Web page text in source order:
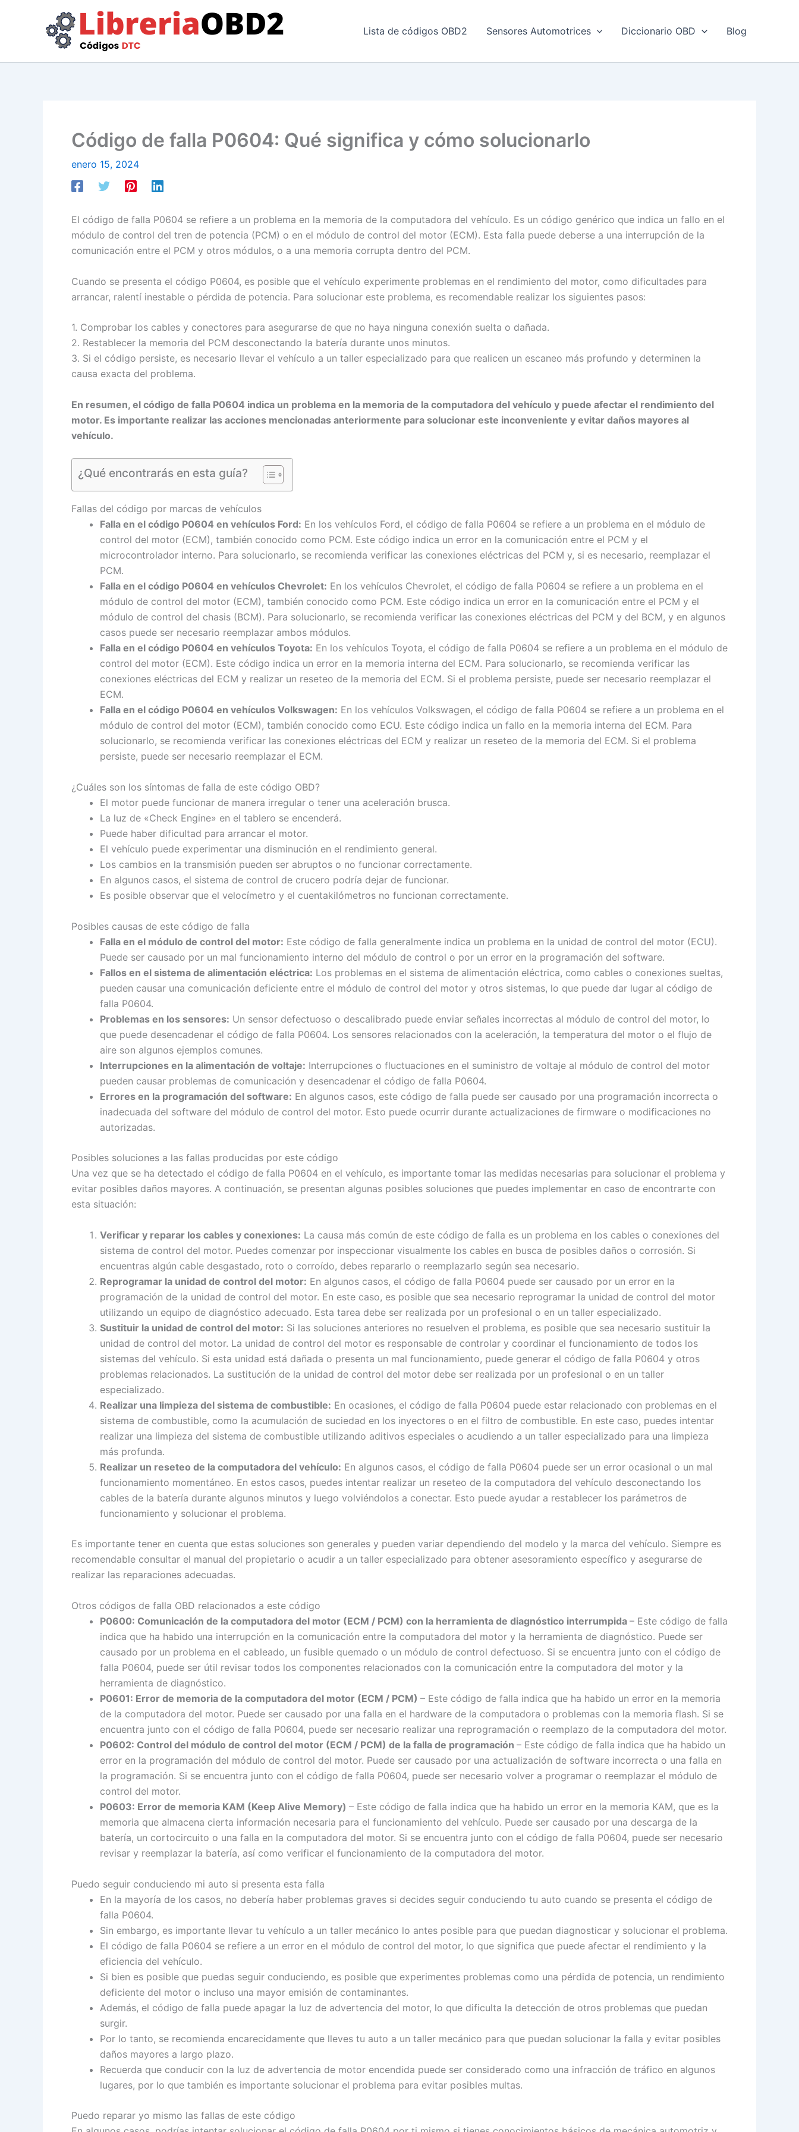
Lista de códigos OBD2 Sensores Automotrices Diccionario OBD Blog
Código de falla P0604: Qué significa y cómo solucionarlo
enero 15, 2024
El código de falla P0604 se refiere a un problema en la memoria de la computadora del vehículo. Es un código genérico que indica un fallo en el
módulo de control del tren de potencia (PCM) o en el módulo de control del motor (ECM). Esta falla puede deberse a una interrupción de la
comunicación entre el PCM y otros módulos, o a una memoria corrupta dentro del PCM.
Cuando se presenta el código P0604, es posible que el vehículo experimente problemas en el rendimiento del motor, como dificultades para
arrancar, ralentí inestable o pérdida de potencia. Para solucionar este problema, es recomendable realizar los siguientes pasos:
1. Comprobar los cables y conectores para asegurarse de que no haya ninguna conexión suelta o dañada.
2. Restablecer la memoria del PCM desconectando la batería durante unos minutos.
3. Si el código persiste, es necesario llevar el vehículo a un taller especializado para que realicen un escaneo más profundo y determinen la
causa exacta del problema.
En resumen, el código de falla P0604 indica un problema en la memoria de la computadora del vehículo y puede afectar el rendimiento del
motor. Es importante realizar las acciones mencionadas anteriormente para solucionar este inconveniente y evitar daños mayores al
vehículo.
¿Qué encontrarás en esta guía?
Fallas del código por marcas de vehículos
Falla en el código P0604 en vehículos Ford: En los vehículos Ford, el código de falla P0604 se refiere a un problema en el módulo de
control del motor (ECM), también conocido como PCM. Este código indica un error en la comunicación entre el PCM y el
microcontrolador interno. Para solucionarlo, se recomienda verificar las conexiones eléctricas del PCM y, si es necesario, reemplazar el
PCM.
Falla en el código P0604 en vehículos Chevrolet: En los vehículos Chevrolet, el código de falla P0604 se refiere a un problema en el
módulo de control del motor (ECM), también conocido como PCM. Este código indica un error en la comunicación entre el PCM y el
módulo de control del chasis (BCM). Para solucionarlo, se recomienda verificar las conexiones eléctricas del PCM y del BCM, y en algunos
casos puede ser necesario reemplazar ambos módulos.
Falla en el código P0604 en vehículos Toyota: En los vehículos Toyota, el código de falla P0604 se refiere a un problema en el módulo de
control del motor (ECM). Este código indica un error en la memoria interna del ECM. Para solucionarlo, se recomienda verificar las
conexiones eléctricas del ECM y realizar un reseteo de la memoria del ECM. Si el problema persiste, puede ser necesario reemplazar el
ECM.
Falla en el código P0604 en vehículos Volkswagen: En los vehículos Volkswagen, el código de falla P0604 se refiere a un problema en el
módulo de control del motor (ECM), también conocido como ECU. Este código indica un fallo en la memoria interna del ECM. Para
solucionarlo, se recomienda verificar las conexiones eléctricas del ECM y realizar un reseteo de la memoria del ECM. Si el problema
persiste, puede ser necesario reemplazar el ECM.
¿Cuáles son los síntomas de falla de este código OBD?
El motor puede funcionar de manera irregular o tener una aceleración brusca.
La luz de «Check Engine» en el tablero se encenderá.
Puede haber dificultad para arrancar el motor.
El vehículo puede experimentar una disminución en el rendimiento general.
Los cambios en la transmisión pueden ser abruptos o no funcionar correctamente.
En algunos casos, el sistema de control de crucero podría dejar de funcionar.
Es posible observar que el velocímetro y el cuentakilómetros no funcionan correctamente.
Posibles causas de este código de falla
Falla en el módulo de control del motor: Este código de falla generalmente indica un problema en la unidad de control del motor (ECU).
Puede ser causado por un mal funcionamiento interno del módulo de control o por un error en la programación del software.
Fallos en el sistema de alimentación eléctrica: Los problemas en el sistema de alimentación eléctrica, como cables o conexiones sueltas,
pueden causar una comunicación deficiente entre el módulo de control del motor y otros sistemas, lo que puede dar lugar al código de
falla P0604.
Problemas en los sensores: Un sensor defectuoso o descalibrado puede enviar señales incorrectas al módulo de control del motor, lo
que puede desencadenar el código de falla P0604. Los sensores relacionados con la aceleración, la temperatura del motor o el flujo de
aire son algunos ejemplos comunes.
Interrupciones en la alimentación de voltaje: Interrupciones o fluctuaciones en el suministro de voltaje al módulo de control del motor
pueden causar problemas de comunicación y desencadenar el código de falla P0604.
Errores en la programación del software: En algunos casos, este código de falla puede ser causado por una programación incorrecta o
inadecuada del software del módulo de control del motor. Esto puede ocurrir durante actualizaciones de firmware o modificaciones no
autorizadas.
Posibles soluciones a las fallas producidas por este código
Una vez que se ha detectado el código de falla P0604 en el vehículo, es importante tomar las medidas necesarias para solucionar el problema y
evitar posibles daños mayores. A continuación, se presentan algunas posibles soluciones que puedes implementar en caso de encontrarte con
esta situación:
Verificar y reparar los cables y conexiones: La causa más común de este código de falla es un problema en los cables o conexiones del
sistema de control del motor. Puedes comenzar por inspeccionar visualmente los cables en busca de posibles daños o corrosión. Si
encuentras algún cable desgastado, roto o corroído, debes repararlo o reemplazarlo según sea necesario.
Reprogramar la unidad de control del motor: En algunos casos, el código de falla P0604 puede ser causado por un error en la
programación de la unidad de control del motor. En este caso, es posible que sea necesario reprogramar la unidad de control del motor
utilizando un equipo de diagnóstico adecuado. Esta tarea debe ser realizada por un profesional o en un taller especializado.
Sustituir la unidad de control del motor: Si las soluciones anteriores no resuelven el problema, es posible que sea necesario sustituir la
unidad de control del motor. La unidad de control del motor es responsable de controlar y coordinar el funcionamiento de todos los
sistemas del vehículo. Si esta unidad está dañada o presenta un mal funcionamiento, puede generar el código de falla P0604 y otros
problemas relacionados. La sustitución de la unidad de control del motor debe ser realizada por un profesional o en un taller
especializado.
Realizar una limpieza del sistema de combustible: En ocasiones, el código de falla P0604 puede estar relacionado con problemas en el
sistema de combustible, como la acumulación de suciedad en los inyectores o en el filtro de combustible. En este caso, puedes intentar
realizar una limpieza del sistema de combustible utilizando aditivos especiales o acudiendo a un taller especializado para una limpieza
más profunda.
Realizar un reseteo de la computadora del vehículo: En algunos casos, el código de falla P0604 puede ser un error ocasional o un mal
funcionamiento momentáneo. En estos casos, puedes intentar realizar un reseteo de la computadora del vehículo desconectando los
cables de la batería durante algunos minutos y luego volviéndolos a conectar. Esto puede ayudar a restablecer los parámetros de
funcionamiento y solucionar el problema.
Es importante tener en cuenta que estas soluciones son generales y pueden variar dependiendo del modelo y la marca del vehículo. Siempre es
recomendable consultar el manual del propietario o acudir a un taller especializado para obtener asesoramiento específico y asegurarse de
realizar las reparaciones adecuadas.
Otros códigos de falla OBD relacionados a este código
P0600: Comunicación de la computadora del motor (ECM / PCM) con la herramienta de diagnóstico interrumpida – Este código de falla
indica que ha habido una interrupción en la comunicación entre la computadora del motor y la herramienta de diagnóstico. Puede ser
causado por un problema en el cableado, un fusible quemado o un módulo de control defectuoso. Si se encuentra junto con el código de
falla P0604, puede ser útil revisar todos los componentes relacionados con la comunicación entre la computadora del motor y la
herramienta de diagnóstico.
P0601: Error de memoria de la computadora del motor (ECM / PCM) – Este código de falla indica que ha habido un error en la memoria
de la computadora del motor. Puede ser causado por una falla en el hardware de la computadora o problemas con la memoria flash. Si se
encuentra junto con el código de falla P0604, puede ser necesario realizar una reprogramación o reemplazo de la computadora del motor.
P0602: Control del módulo de control del motor (ECM / PCM) de la falla de programación – Este código de falla indica que ha habido un
error en la programación del módulo de control del motor. Puede ser causado por una actualización de software incorrecta o una falla en
la programación. Si se encuentra junto con el código de falla P0604, puede ser necesario volver a programar o reemplazar el módulo de
control del motor.
P0603: Error de memoria KAM (Keep Alive Memory) – Este código de falla indica que ha habido un error en la memoria KAM, que es la
memoria que almacena cierta información necesaria para el funcionamiento del vehículo. Puede ser causado por una descarga de la
batería, un cortocircuito o una falla en la computadora del motor. Si se encuentra junto con el código de falla P0604, puede ser necesario
revisar y reemplazar la batería, así como verificar el funcionamiento de la computadora del motor.
Puedo seguir conduciendo mi auto si presenta esta falla
En la mayoría de los casos, no debería haber problemas graves si decides seguir conduciendo tu auto cuando se presenta el código de
falla P0604.
Sin embargo, es importante llevar tu vehículo a un taller mecánico lo antes posible para que puedan diagnosticar y solucionar el problema.
El código de falla P0604 se refiere a un error en el módulo de control del motor, lo que significa que puede afectar el rendimiento y la
eficiencia del vehículo.
Si bien es posible que puedas seguir conduciendo, es posible que experimentes problemas como una pérdida de potencia, un rendimiento
deficiente del motor o incluso una mayor emisión de contaminantes.
Además, el código de falla puede apagar la luz de advertencia del motor, lo que dificulta la detección de otros problemas que puedan
surgir.
Por lo tanto, se recomienda encarecidamente que lleves tu auto a un taller mecánico para que puedan solucionar la falla y evitar posibles
daños mayores a largo plazo.
Recuerda que conducir con la luz de advertencia de motor encendida puede ser considerado como una infracción de tráfico en algunos
lugares, por lo que también es importante solucionar el problema para evitar posibles multas.
Puedo reparar yo mismo las fallas de este código